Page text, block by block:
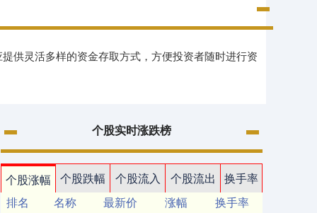
供灵活多样的资金存取方式，方便投资者随时进行资
个股实时涨跌榜
个股涨幅 个股跌幅 个股流入 个股流出
换手率
排名
名称 最新价 涨幅 换手率